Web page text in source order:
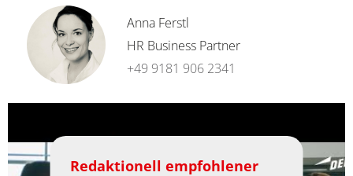
Anna Ferstl
HR Business Partner
+49 9181 906 2341
Redaktionell empfohlener